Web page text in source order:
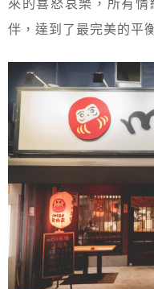
伴，達到了最完美的平